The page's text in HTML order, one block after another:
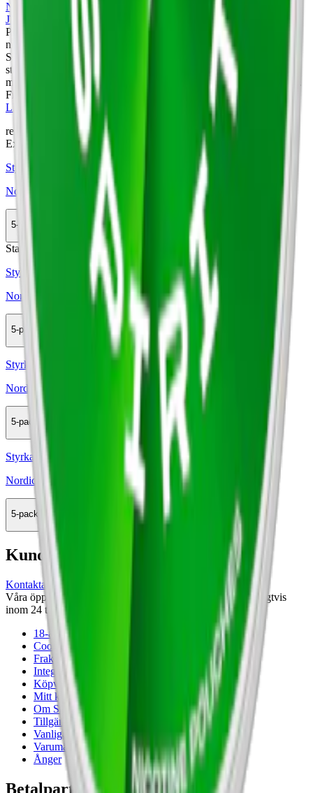
Nordic Spirit är ett tobaksfritt vitt snus
från Nordic Snus, en del av
JTI
. Varumärket erbjuder ett brett utbud av smaker, inklusive Icy
Peppermint Max 6, Sweet Mint 2 och Frosty Mint 4. Med tre olika
nikotinstyrkor – normal
vitt snus – är Nordic
Spirit ett varumärke som uppvisar på bredd inom såväl smak och
styrka. Snuset tillverkas i Sverige, där Nordic Snus kombinerar
modern teknologi och gediget hantverk för att leverera hög kvalitet.
Från samma tillverkare kommer också det klassiska tobakssnuset
LD snus
relaterade produkter
Extra Stark
Styrka Extra Stark · Slim
Nordic Spirit Icy Peppermint Max 6
5-pack
Stark
Styrka Stark · Slim
Nordic Spirit Frosty Mint 4
5-pack
Styrka Normal · Slim
Nordic Spirit Sweet Mint 3
5-pack
164 kr
Köp
Styrka Normal · Slim
Nordic Spirit Sweet Mint 2
5-pack
164 kr
Köp
Kundservice
Kontakta oss
Våra öppettider är: Alla dagar 08:00 - 18:00 Vi svarar vanligtvis
inom 24 timmar på vardagar.
18-årsgräns
Cookiepolicy
Frakt- och leveransvillkor
Integritetspolicy
Köpvillkor
Mitt konto
Om Snuset.se
Tillgänglighetsredogörelse
Vanliga frågor
Varumärken
Ånger
Betalpartner